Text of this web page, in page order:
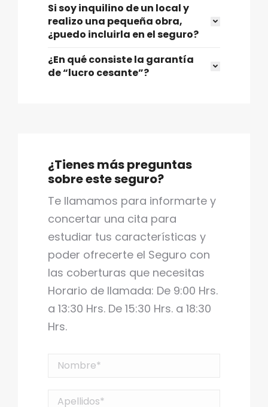
Si soy inquilino de un local y
realizo una pequeña obra,
¿puedo incluirla en el seguro?
¿En qué consiste la garantía
de “lucro cesante”?
¿Tienes más preguntas
sobre este seguro?
Te llamamos para informarte y
concertar una cita para
estudiar tus características y
poder ofrecerte el Seguro con
las coberturas que necesitas
Horario de llamada: De 9:00 Hrs.
a 13:30 Hrs. De 15:30 Hrs. a 18:30
Hrs.